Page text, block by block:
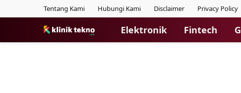
Tentang Kami Hubungi Kami Disclaimer Privacy Policy
Elektronik Fintech